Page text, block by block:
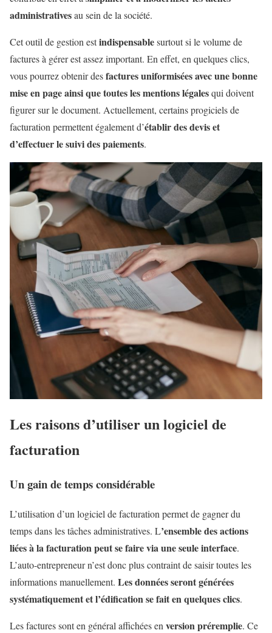
administrativesau sein de la société.
Cet outil de gestion estindispensablesurtout si le volume de
factures à gérer est assez important. En effet, en quelques clics,
vous pourrez obtenir desfactures uniformisées avec une bonne
mise en page ainsi que toutes les mentions légalesqui doivent
figurer sur le document. Actuellement, certains progiciels de
facturation permettent également d’établir des devis et
d’effectuer le suivi des paiements.
Les raisons d’utiliser un logiciel de
facturation
Un gain de temps considérable
L’utilisation d’un logiciel de facturation permet de gagner du
temps dans les tâches administratives. L’ensemble des actions
liées à la facturation peut se faire via une seule interface.
L’auto-entrepreneur n’est donc plus contraint de saisir toutes les
informations manuellement. Les données seront générées
systématiquement et l’édification se fait en quelques clics.
Les factures sont en général affichées en version préremplie. Ce